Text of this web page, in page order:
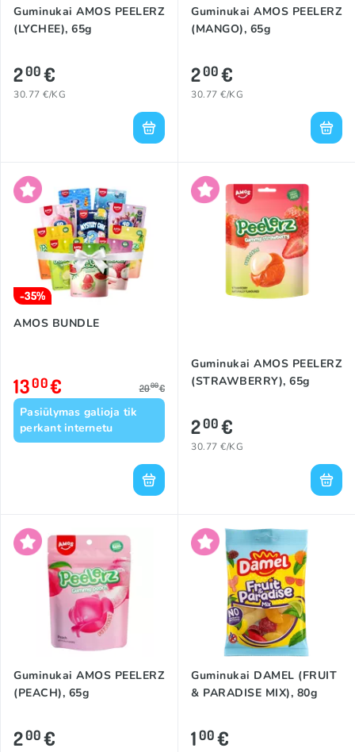
Guminukai AMOS PEELERZ
(LYCHEE), 65g
200€
30.77 €/KG
Guminukai AMOS PEELERZ
(MANGO), 65g
200€
30.77 €/KG
-35%
Pasiūlymas galioja tik
perkant internetu
AMOS BUNDLE
1300€ 2000€
Guminukai AMOS PEELERZ
(STRAWBERRY), 65g
200€
30.77 €/KG
Guminukai AMOS PEELERZ
(PEACH), 65g
200€
Guminukai DAMEL (FRUIT
& PARADISE MIX), 80g
100€